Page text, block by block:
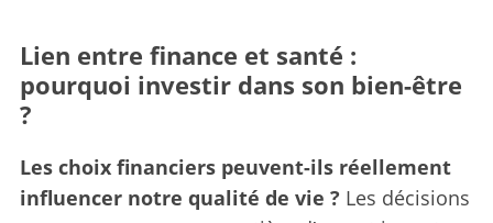
Lien entre finance et santé :
pourquoi investir dans son bien-être
?
Les choix financiers peuvent-ils réellement
influencer notre qualité de vie ? Les décisions